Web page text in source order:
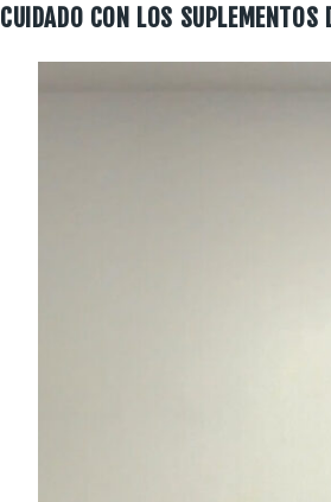
CUIDADO CON LOS